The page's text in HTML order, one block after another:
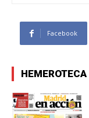
Facebook
HEMEROTECA